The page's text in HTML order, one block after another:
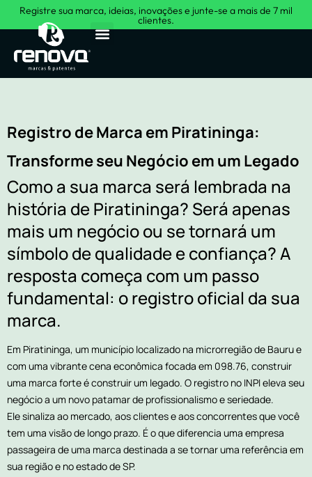
Registre sua marca, ideias, inovações e junte-se a mais de 7 mil
clientes.
Registro de Marca em Piratininga:
Transforme seu Negócio em um Legado
Como a sua marca será lembrada na
história de Piratininga? Será apenas
mais um negócio ou se tornará um
símbolo de qualidade e confiança? A
resposta começa com um passo
fundamental: o registro oficial da sua
marca.
Em Piratininga, um município localizado na microrregião de Bauru e
com uma vibrante cena econômica focada em 098.76, construir
uma marca forte é construir um legado. O registro no INPI eleva seu
negócio a um novo patamar de profissionalismo e seriedade.
Ele sinaliza ao mercado, aos clientes e aos concorrentes que você
tem uma visão de longo prazo. É o que diferencia uma empresa
passageira de uma marca destinada a se tornar uma referência em
sua região e no estado de SP.